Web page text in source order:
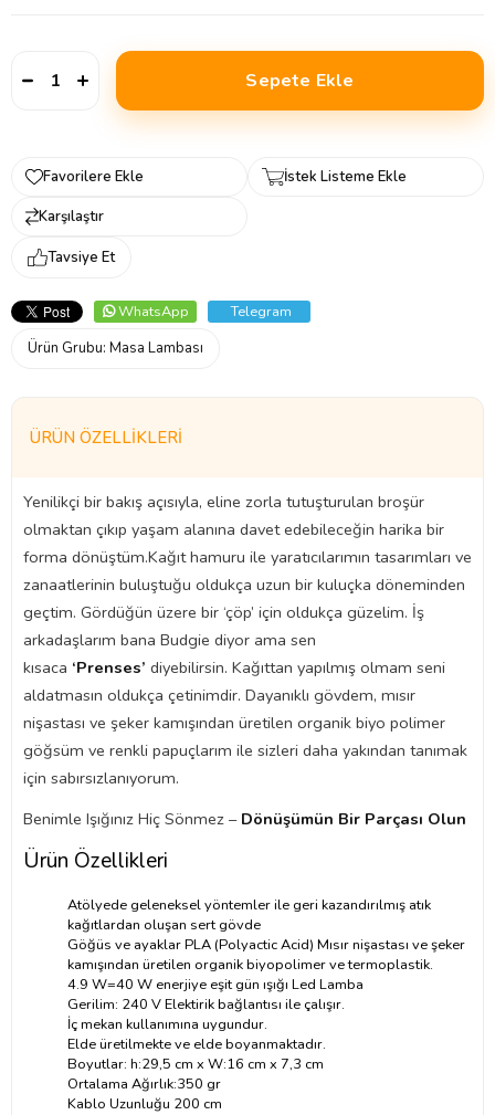
Favorilere Ekle
İstek Listeme Ekle
Karşılaştır
Tavsiye Et
WhatsApp
Telegram
Ürün Grubu: Masa Lambası
ÜRÜN ÖZELLIKLERI
Yenilikçi bir bakış açısıyla, eline zorla tutuşturulan broşür
olmaktan çıkıp yaşam alanına davet edebileceğin harika bir
forma dönüştüm.Kağıt hamuru ile yaratıcılarımın tasarımları ve
zanaatlerinin buluştuğu oldukça uzun bir kuluçka döneminden
geçtim. Gördüğün üzere bir ‘çöp’ için oldukça güzelim. İş
arkadaşlarım bana Budgie diyor ama sen
kısaca ‘Prenses’ diyebilirsin. Kağıttan yapılmış olmam seni
aldatmasın oldukça çetinimdir. Dayanıklı gövdem, mısır
nişastası ve şeker kamışından üretilen organik biyo polimer
göğsüm ve renkli papuçlarım ile sizleri daha yakından tanımak
için sabırsızlanıyorum.
Benimle Işığınız Hiç Sönmez – Dönüşümün Bir Parçası Olun
Ürün Özellikleri
Atölyede geleneksel yöntemler ile geri kazandırılmış atık
kağıtlardan oluşan sert gövde
Göğüs ve ayaklar PLA (Polyactic Acid) Mısır nişastası ve şeker
kamışından üretilen organik biyopolimer ve termoplastik.
4.9 W=40 W enerjiye eşit gün ışığı Led Lamba
Gerilim: 240 V Elektirik bağlantısı ile çalışır.
İç mekan kullanımına uygundur.
Elde üretilmekte ve elde boyanmaktadır.
Boyutlar: h:29,5 cm x W:16 cm x 7,3 cm
Ortalama Ağırlık:350 gr
Kablo Uzunluğu 200 cm